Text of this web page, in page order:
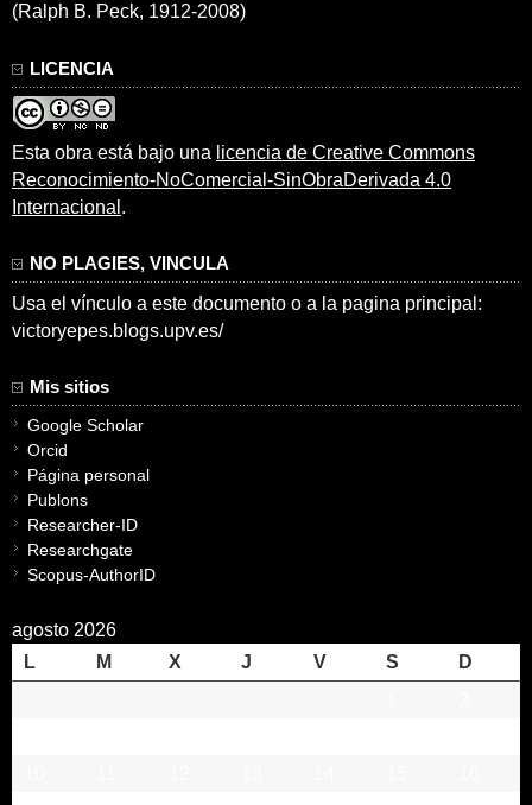
(Ralph B. Peck, 1912-2008)
LICENCIA
Esta obra está bajo una licencia de Creative Commons
Reconocimiento-NoComercial-SinObraDerivada 4.0
Internacional .
NO PLAGIES, VINCULA
Usa el vínculo a este documento o a la pagina principal:
victoryepes.blogs.upv.es/
Mis sitios
Google Scholar
Orcid
Página personal
Publons
Researcher-ID
Researchgate
Scopus-AuthorID
agosto 2026
L
M X J V S
D